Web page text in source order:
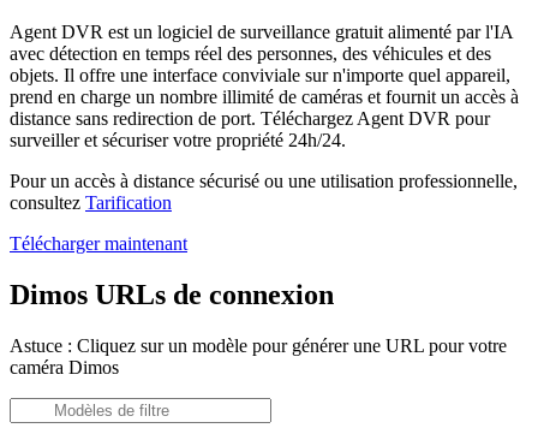
Agent DVR est un logiciel de surveillance gratuit alimenté par l'IA
avec détection en temps réel des personnes, des véhicules et des
objets. Il offre une interface conviviale sur n'importe quel appareil,
prend en charge un nombre illimité de caméras et fournit un accès à
distance sans redirection de port. Téléchargez Agent DVR pour
surveiller et sécuriser votre propriété 24h/24.
Pour un accès à distance sécurisé ou une utilisation professionnelle,
consultez Tarification
Télécharger maintenant
Dimos URLs de connexion
Astuce : Cliquez sur un modèle pour générer une URL pour votre
caméra Dimos